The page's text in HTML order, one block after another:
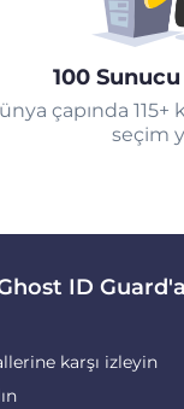
100
çapında 115+
seçim
ID Guard'a
karşı izleyin